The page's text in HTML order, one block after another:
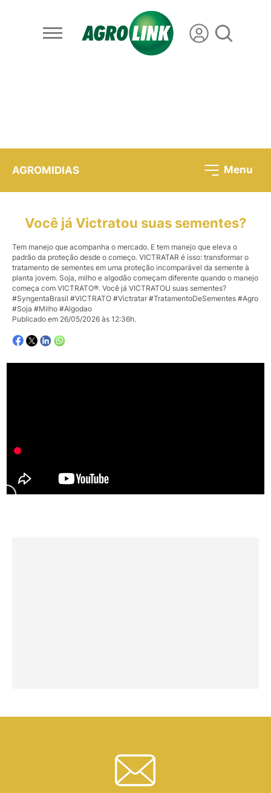
AGROMIDIAS Menu
Você já Victratou suas sementes?
Tem manejo que acompanha o mercado. E tem manejo que eleva o
padrão da proteção desde o começo. VICTRATAR é isso: transformar o
tratamento de sementes em uma proteção incomparável da semente à
planta jovem. Soja, milho e algodão começam diferente quando o manejo
começa com VICTRATO®. Você já VICTRATOU suas sementes?
#SyngentaBrasil #VICTRATO #Victratar #TratamentoDeSementes #Agro
#Soja #Milho #Algodao
Publicado em 26/05/2026 às 12:36h.